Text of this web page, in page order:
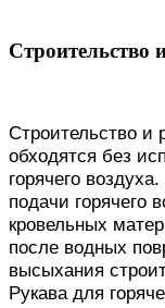
Строительство
Строительство и
обходятся без
горячего
подачи горячего
кровельных
после водных
высыхания
Рукава для